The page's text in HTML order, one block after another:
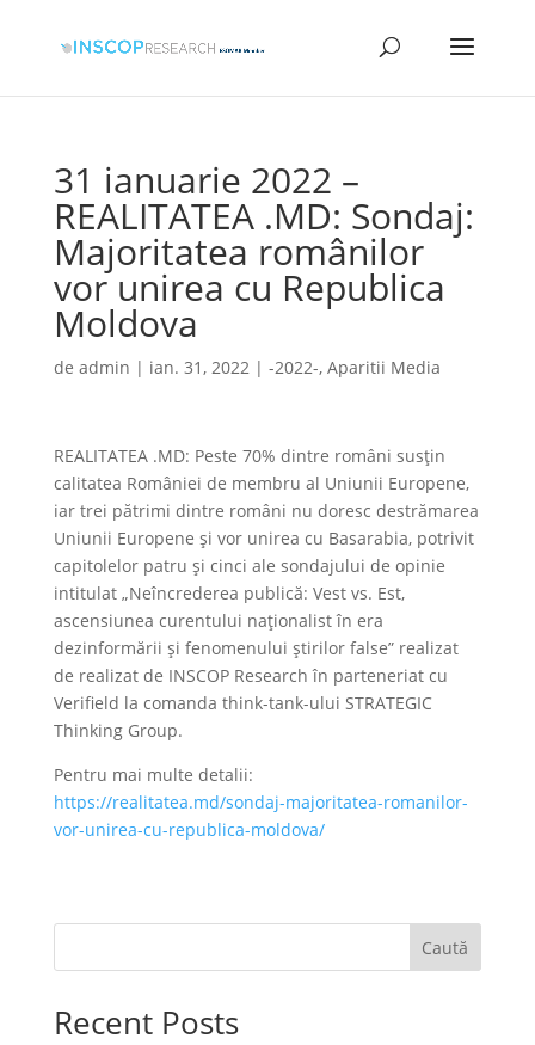
31 ianuarie 2022 –
REALITATEA .MD: Sondaj:
Majoritatea românilor
vor unirea cu Republica
Moldova
de admin | ian. 31, 2022| -2022-, Aparitii Media
REALITATEA .MD: Peste 70% dintre români susțin
calitatea României de membru al Uniunii Europene,
iar trei pătrimi dintre români nu doresc destrămarea
Uniunii Europene și vor unirea cu Basarabia, potrivit
capitolelor patru și cinci ale sondajului de opinie
intitulat „Neîncrederea publică: Vest vs. Est,
ascensiunea curentului naţionalist în era
dezinformării şi fenomenului ştirilor false” realizat
de realizat de INSCOP Research în parteneriat cu
Verifield la comanda think-tank-ului STRATEGIC
Thinking Group.
Pentru mai multe detalii:
https://realitatea.md/sondaj-majoritatea-romanilor-
vor-unirea-cu-republica-moldova/
Caută
Recent Posts